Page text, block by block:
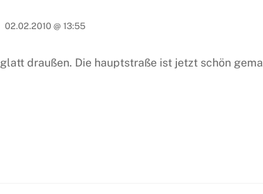
02.02.2010 @ 13:55
draußen. Die hauptstraße ist jetzt schön